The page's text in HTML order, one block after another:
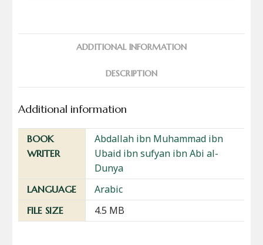
ADDITIONAL INFORMATION
DESCRIPTION
Additional information
BOOK
WRITER
Abdallah ibn Muhammad ibn
Ubaid ibn sufyan ibn Abi al-
Dunya
LANGUAGE Arabic
FILE SIZE 4.5 MB